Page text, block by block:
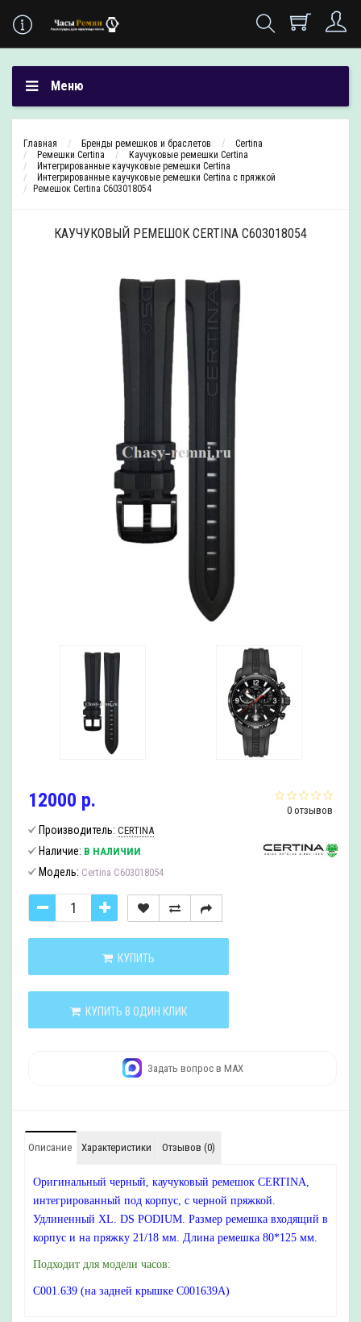
Меню
Главная Бренды ремешков и браслетов
Certina
Ремешки Certina
Каучуковые ремешки Certina
Интегрированные каучуковые ремешки Certina
Интегрированные каучуковые ремешки Certina с пряжкой
Ремешок Certina C603018054
КАУЧУКОВЫЙ РЕМЕШОК CERTINA C603018054
0 отзывов
12000 р.
Производитель: CERTINA
Наличие: В НАЛИЧИИ
Модель: Certina C603018054
КУПИТЬ
КУПИТЬ В ОДИН КЛИК
Задать вопрос в MAX
Описание Характеристики Отзывов (0)
Оригинальный черный, каучуковый ремешок CERTINA,
интегрированный под корпус, с черной пряжкой.
Удлиненный XL. DS PODIUM. Размер ремешка входящий в
корпус и на пряжку 21/18 мм. Длина ремешка 80*125 мм.
Подходит для модели часов:
C001.639 (на задней крышке C001639A)